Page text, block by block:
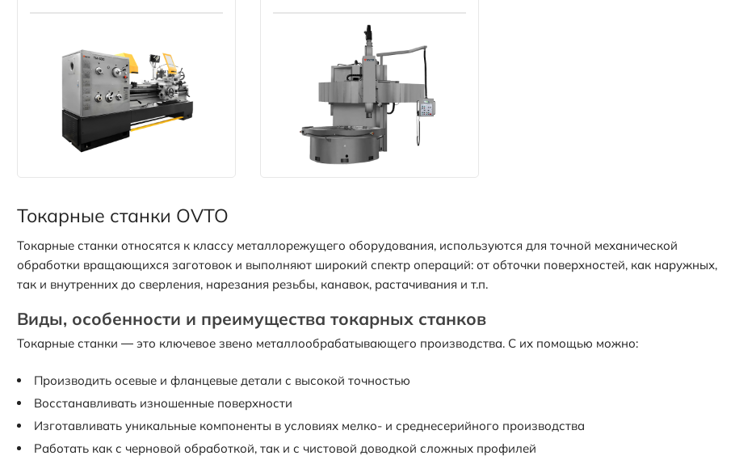
Токарные станки OVTO
Токарные станки относятся к классу металлорежущего оборудования, используются для точной механической
обработки вращающихся заготовок и выполняют широкий спектр операций: от обточки поверхностей, как наружных,
так и внутренних до сверления, нарезания резьбы, канавок, растачивания и т.п.
Виды, особенности и преимущества токарных станков
Токарные станки — это ключевое звено металлообрабатывающего производства. С их помощью можно:
Производить осевые и фланцевые детали с высокой точностью
Восстанавливать изношенные поверхности
Изготавливать уникальные компоненты в условиях мелко- и среднесерийного производства
Работать как с черновой обработкой, так и с чистовой доводкой сложных профилей